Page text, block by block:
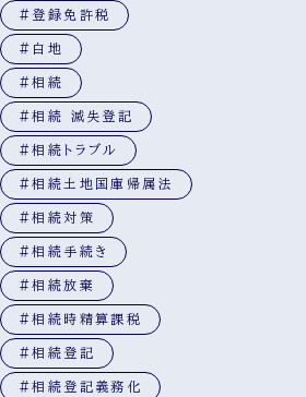
#登録免許税
#白地
#相続
#相続 滅失登記
#相続トラブル
#相続土地国庫帰属法
#相続対策
#相続手続き
#相続放棄
#相続時精算課税
#相続登記
#相続登記義務化